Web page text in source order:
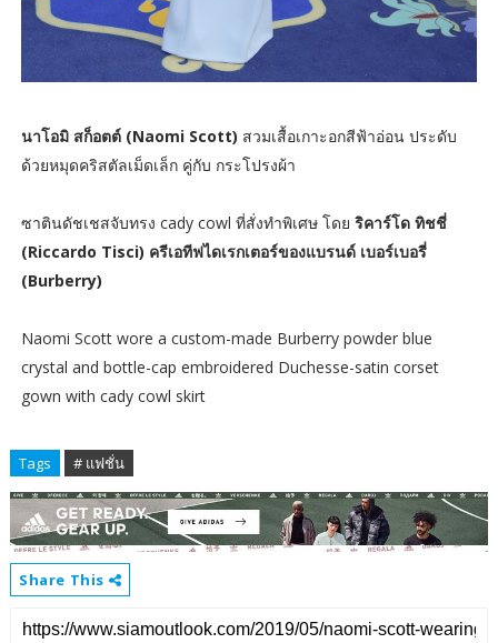
นาโอมิ สก็อตต์ (Naomi Scott) สวมเสื้อเกาะอกสีฟ้าอ่อน ประดับ
ด้วยหมุดคริสตัลเม็ดเล็ก คู่กับ กระโปรงผ้า
ซาตินดัชเชสจับทรง cady cowl ที่สั่งทำพิเศษ โดย ริคาร์โด ทิชชี่
(Riccardo Tisci) ครีเอทีฟไดเรกเตอร์ของแบรนด์ เบอร์เบอรี่
(Burberry)
Naomi Scott wore a custom-made Burberry powder blue
crystal and bottle-cap embroidered Duchesse-satin corset
gown with cady cowl skirt
Tags # แฟชั่น
Share This